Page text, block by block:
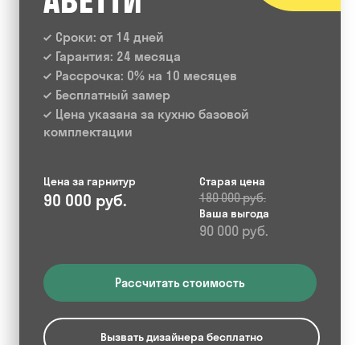
Сроки: от 14 дней
Гарантия: 24 месяца
Рассрочка: 0% на 10 месяцев
Бесплатный замер
Цена указана за кухню базовой
комплектации
Цена за гарнитур
90 000 руб.
Старая цена
180 000 руб.
Ваша выгода
90 000 руб.
Рассчитать стоимость
Вызвать дизайнера бесплатно